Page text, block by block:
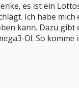
es ist ein
Ich habe
kann. Dazu
Öl. So